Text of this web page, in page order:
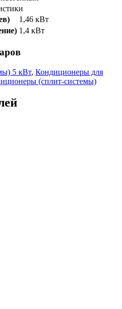
1,46 кВт
1,4 кВт
5 кВт, Кондиционеры для
(сплит-системы)